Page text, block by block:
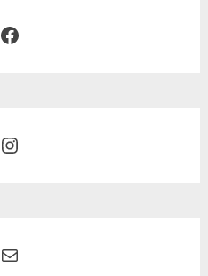
Facebook
Instagram
Mail